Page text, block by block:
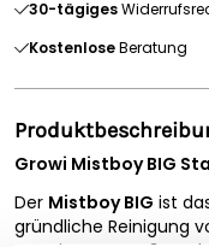
30-tägiges
KostenloseBeratung
Growi Mistboy BIG
Der Mistboy BIG ist
gründliche Reinigung